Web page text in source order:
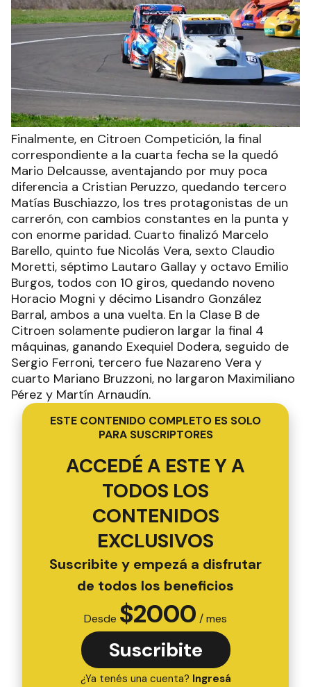
Finalmente, en Citroen Competición, la final
correspondiente a la cuarta fecha se la quedó
Mario Delcausse, aventajando por muy poca
diferencia a Cristian Peruzzo, quedando tercero
Matías Buschiazzo, los tres protagonistas de un
carrerón, con cambios constantes en la punta y
con enorme paridad. Cuarto finalizó Marcelo
Barello, quinto fue Nicolás Vera, sexto Claudio
Moretti, séptimo Lautaro Gallay y octavo Emilio
Burgos, todos con 10 giros, quedando noveno
Horacio Mogni y décimo Lisandro González
Barral, ambos a una vuelta. En la Clase B de
Citroen solamente pudieron largar la final 4
máquinas, ganando Exequiel Dodera, seguido de
Sergio Ferroni, tercero fue Nazareno Vera y
cuarto Mariano Bruzzoni, no largaron Maximiliano
Pérez y Martín Arnaudín.
ESTE CONTENIDO COMPLETO ES SOLO
PARA SUSCRIPTORES
ACCEDÉ A ESTE Y A
TODOS LOS
CONTENIDOS
EXCLUSIVOS
Suscribite y empezá a disfrutar
de todos los beneficios
Desde $2000 / mes
Suscribite
¿Ya tenés una cuenta? Ingresá